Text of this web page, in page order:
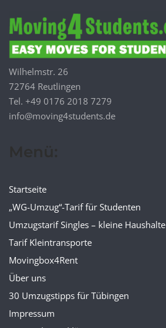
Wilhelmstr. 26
72764 Reutlingen
Tel. +49 0176 2018 7279
info@moving4students.de
Startseite
„WG-Umzug“-Tarif für Studenten
Umzugstarif Singles – kleine Haushalte
Tarif Kleintransporte
Movingbox4Rent
Über uns
30 Umzugstipps für Tübingen
Impressum